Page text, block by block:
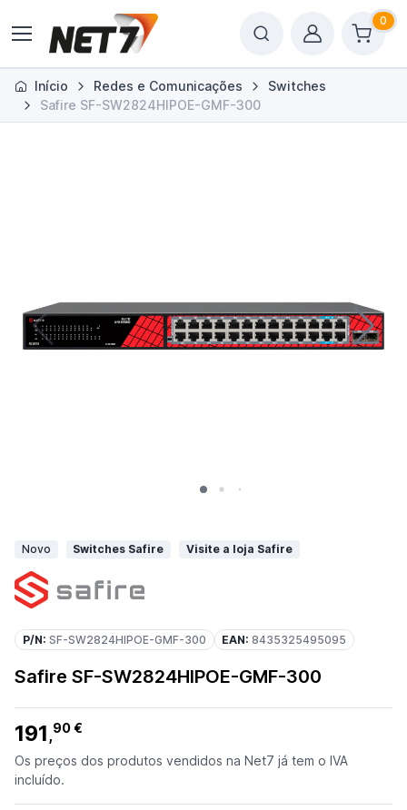
0
Início Redes e Comunicações
Switches
Safire SF-SW2824HIPOE-GMF-300
Novo Switches Safire Visite a loja Safire
P/N: SF-SW2824HIPOE-GMF-300 EAN: 8435325495095
Safire SF-SW2824HIPOE-GMF-300
191 ,90 €
Os preços dos produtos vendidos na Net7 já tem o IVA
incluído.